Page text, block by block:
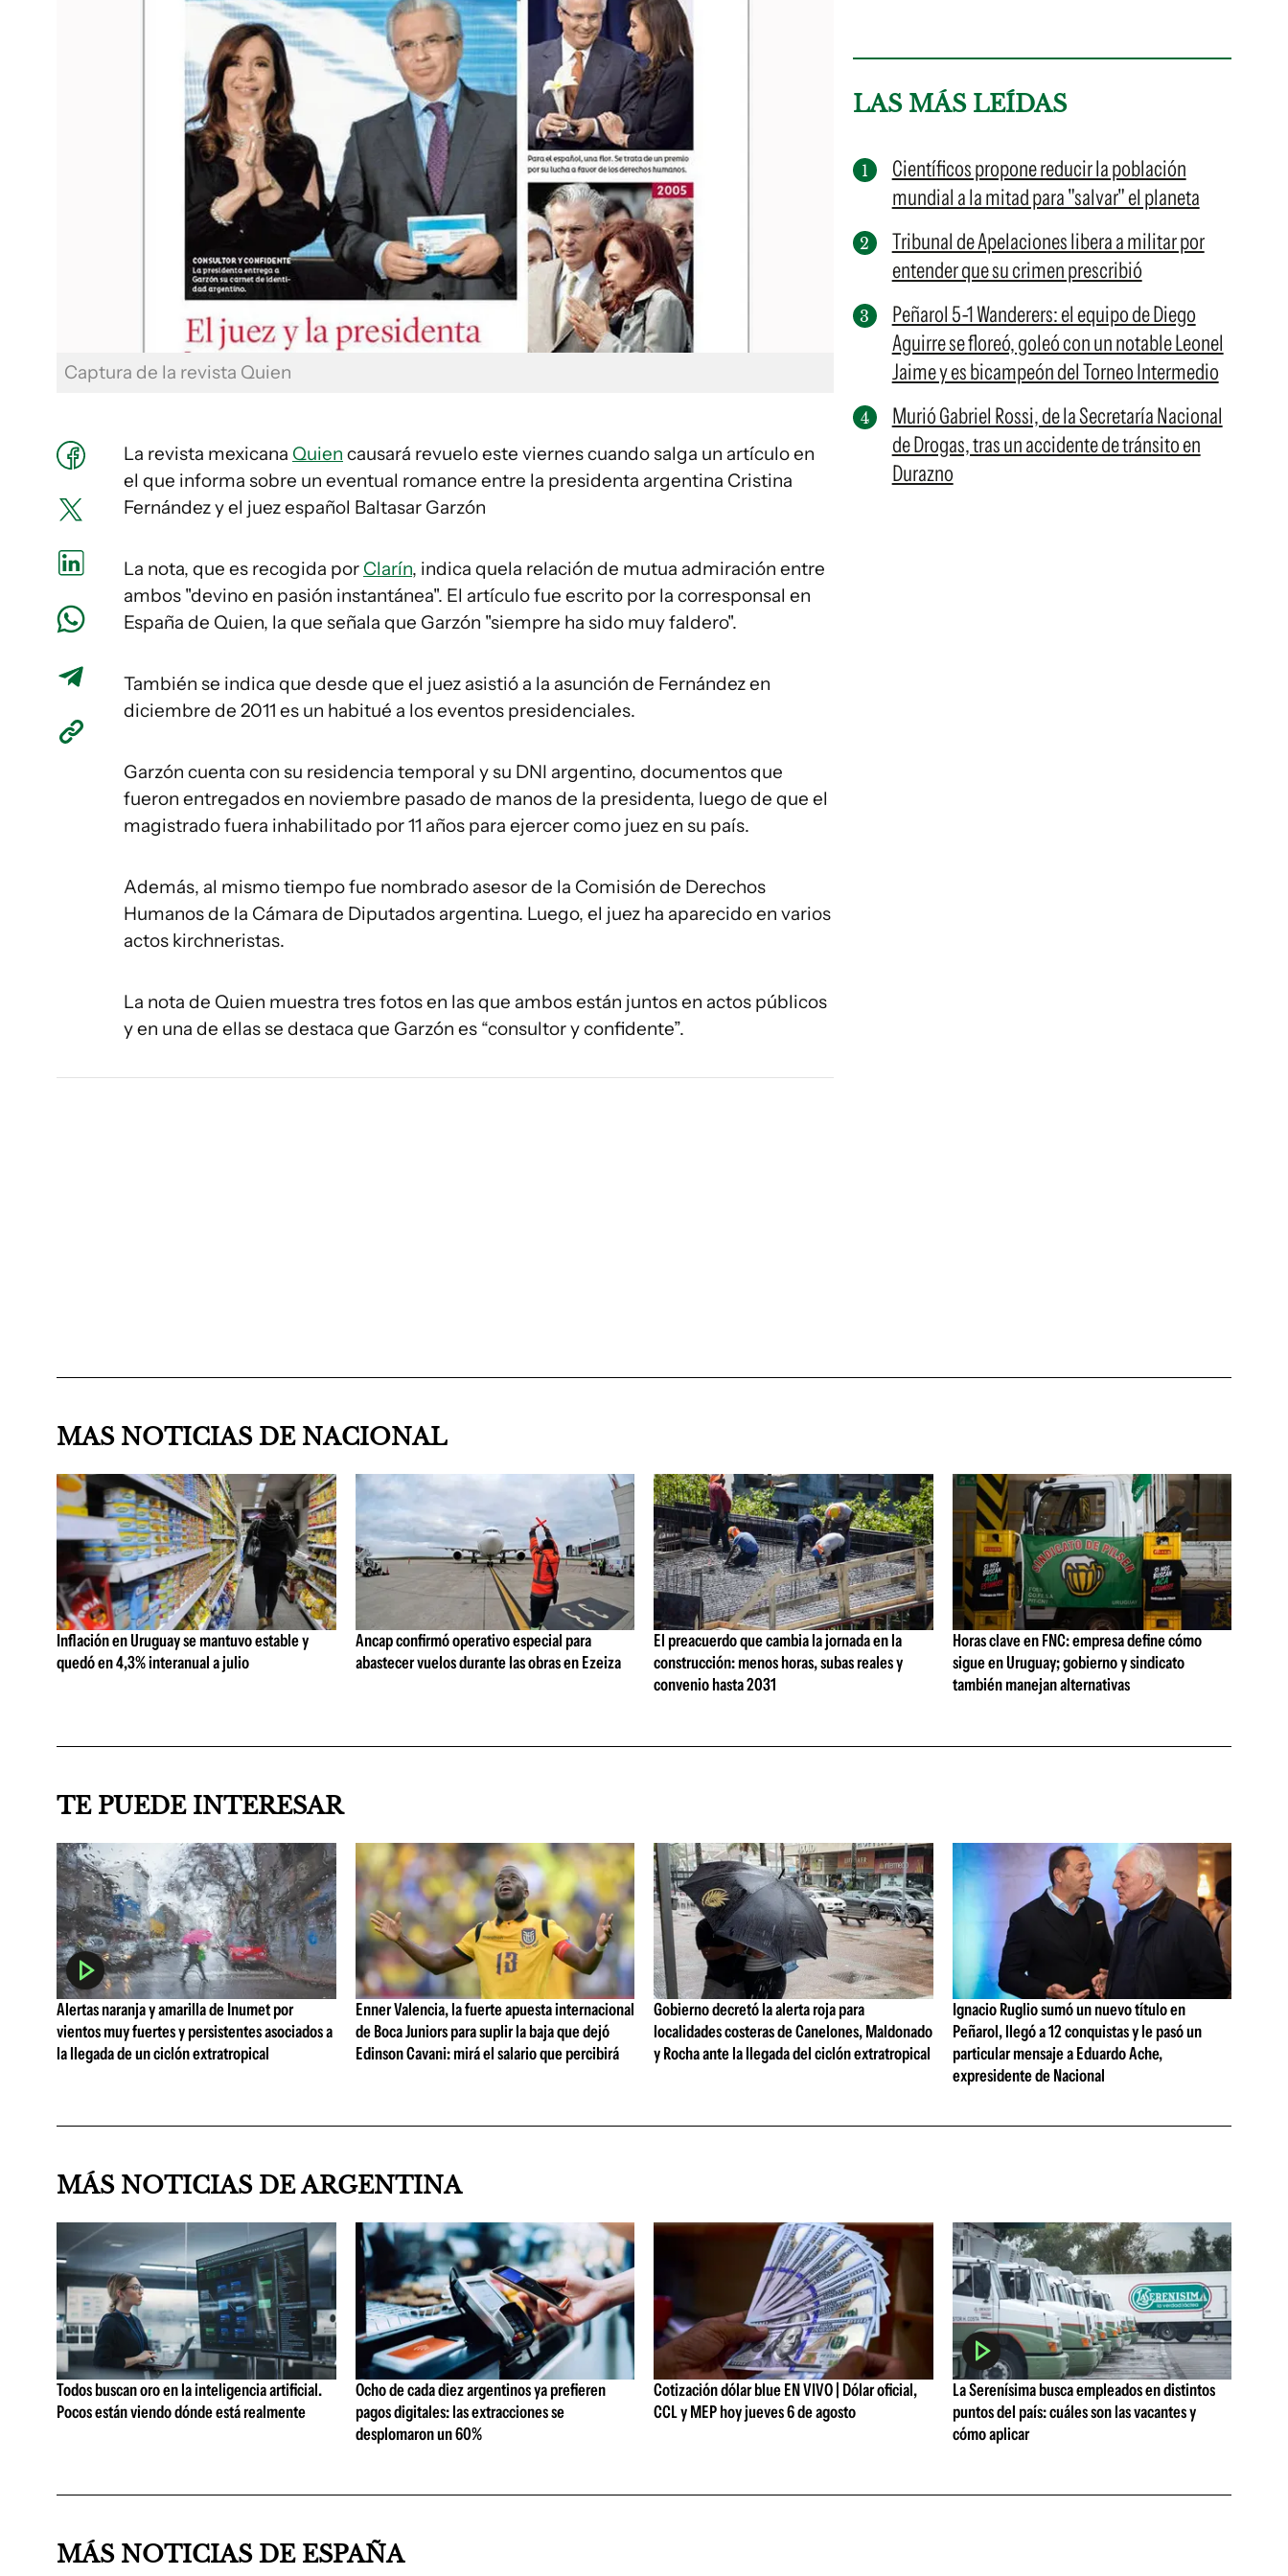
Captura de la revista Quien
La revista mexicana Quien causará revuelo este viernes cuando salga un artículo en
el que informa sobre un eventual romance entre la presidenta argentina Cristina
Fernández y el juez español Baltasar Garzón
La nota, que es recogida por Clarín, indica quela relación de mutua admiración entre
ambos "devino en pasión instantánea". El artículo fue escrito por la corresponsal en
España de Quien, la que señala que Garzón "siempre ha sido muy faldero".
También se indica que desde que el juez asistió a la asunción de Fernández en
diciembre de 2011 es un habitué a los eventos presidenciales.
Garzón cuenta con su residencia temporal y su DNI argentino, documentos que
fueron entregados en noviembre pasado de manos de la presidenta, luego de que el
magistrado fuera inhabilitado por 11 años para ejercer como juez en su país.
Además, al mismo tiempo fue nombrado asesor de la Comisión de Derechos
Humanos de la Cámara de Diputados argentina. Luego, el juez ha aparecido en varios
actos kirchneristas.
La nota de Quien muestra tres fotos en las que ambos están juntos en actos públicos
y en una de ellas se destaca que Garzón es “consultor y confidente”.
LAS MÁS LEÍDAS
Científicos propone reducir la población
mundial a la mitad para "salvar" el planeta
Tribunal de Apelaciones libera a militar por
entender que su crimen prescribió
Peñarol 5-1 Wanderers: el equipo de Diego
Aguirre se floreó, goleó con un notable Leonel
Jaime y es bicampeón del Torneo Intermedio
Murió Gabriel Rossi, de la Secretaría Nacional
de Drogas, tras un accidente de tránsito en
Durazno
MAS NOTICIAS DE NACIONAL
Inflación en Uruguay se mantuvo estable y
quedó en 4,3% interanual a julio
Ancap confirmó operativo especial para
abastecer vuelos durante las obras en Ezeiza
El preacuerdo que cambia la jornada en la
construcción: menos horas, subas reales y
convenio hasta 2031
Horas clave en FNC: empresa define cómo
sigue en Uruguay; gobierno y sindicato
también manejan alternativas
TE PUEDE INTERESAR
Alertas naranja y amarilla de Inumet por
vientos muy fuertes y persistentes asociados a
la llegada de un ciclón extratropical
Enner Valencia, la fuerte apuesta internacional
de Boca Juniors para suplir la baja que dejó
Edinson Cavani: mirá el salario que percibirá
Gobierno decretó la alerta roja para
localidades costeras de Canelones, Maldonado
y Rocha ante la llegada del ciclón extratropical
Ignacio Ruglio sumó un nuevo título en
Peñarol, llegó a 12 conquistas y le pasó un
particular mensaje a Eduardo Ache,
expresidente de Nacional
MÁS NOTICIAS DE ARGENTINA
Todos buscan oro en la inteligencia artificial.
Pocos están viendo dónde está realmente
Ocho de cada diez argentinos ya prefieren
pagos digitales: las extracciones se
desplomaron un 60%
Cotización dólar blue EN VIVO | Dólar oficial,
CCL y MEP hoy jueves 6 de agosto
La Serenísima busca empleados en distintos
puntos del país: cuáles son las vacantes y
cómo aplicar
MÁS NOTICIAS DE ESPAÑA